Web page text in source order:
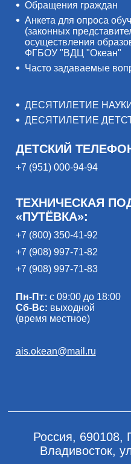
Обращения граждан
Анкета для опроса
(законных
осуществления
ФГБОУ "ВДЦ "Океан"
Часто задаваемые
ДЕСЯТИЛЕТИЕ
ДЕСЯТИЛЕТИЕ
ДЕТСКИЙ
+7 (951) 000-94-94
ТЕХНИЧЕСКАЯ
«ПУТЁВКА»:
+7 (800) 350-41-92
+7 (908) 997-71-82
+7 (908) 997-71-83
Пн-Пт: с 09:00 до 18:00
Сб-Вс: выходной
(время местное)
ais.okean@mail.ru
Россия, 690108,
Владивосток,